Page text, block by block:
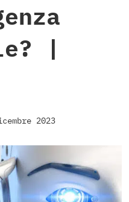
|
2023